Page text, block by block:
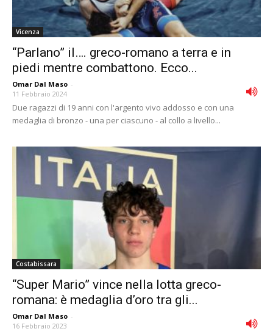
Vicenza
“Parlano” il…. greco-romano a terra e in
piedi mentre combattono. Ecco...
Omar Dal Maso -
11 Febbraio 2024
Due ragazzi di 19 anni con l'argento vivo addosso e con una
medaglia di bronzo - una per ciascuno - al collo a livello...
Costabissara
“Super Mario” vince nella lotta greco-
romana: è medaglia d’oro tra gli...
Omar Dal Maso -
16 Febbraio 2023